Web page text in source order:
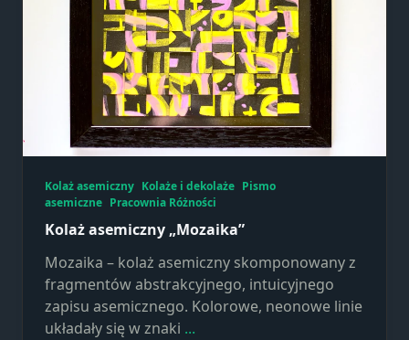
Kolaż asemiczny Kolaże i dekolaże Pismo
asemiczne Pracownia Różności
Kolaż asemiczny „Mozaika”
Mozaika – kolaż asemiczny skomponowany z
fragmentów abstrakcyjnego, intuicyjnego
zapisu asemicznego. Kolorowe, neonowe linie
układały się w znaki ...
Doświadczenie
Aby nasza
strona
internetowa
działała jak
najlepiej
twojego
Jeśli odrzucisz te
niektóre funkcje
znikną ze strony
internetowej.